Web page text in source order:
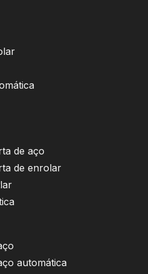
de aço
de enrolar
automática